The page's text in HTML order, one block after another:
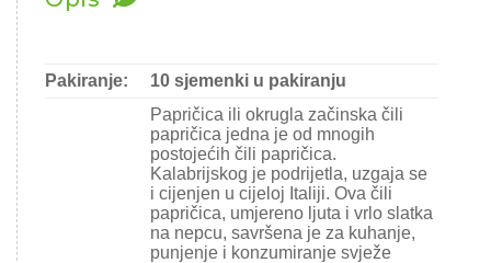
Pakiranje: 10 sjemenki u pakiranju
Papričica ili okrugla začinska čili
papričica jedna je od mnogih
postojećih čili papričica.
Kalabrijskog je podrijetla, uzgaja se
i cijenjen u cijeloj Italiji. Ova čili
papričica, umjereno ljuta i vrlo slatka
na nepcu, savršena je za kuhanje,
punjenje i konzumiranje svježe